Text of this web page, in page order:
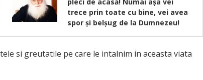
trece prin toate cu bine, vei avea
spor şi belşug de la Dumnezeu!
si greutatile pe care le intalnim in aceasta viata